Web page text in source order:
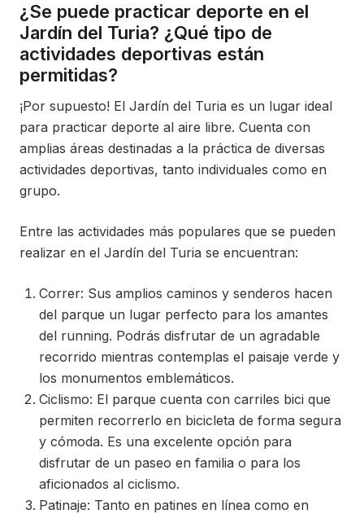
¿Se puede practicar deporte en el
Jardín del Turia? ¿Qué tipo de
actividades deportivas están
permitidas?
¡Por supuesto! El Jardín del Turia es un lugar ideal
para practicar deporte al aire libre. Cuenta con
amplias áreas destinadas a la práctica de diversas
actividades deportivas, tanto individuales como en
grupo.
Entre las actividades más populares que se pueden
realizar en el Jardín del Turia se encuentran:
Correr: Sus amplios caminos y senderos hacen
del parque un lugar perfecto para los amantes
del running. Podrás disfrutar de un agradable
recorrido mientras contemplas el paisaje verde y
los monumentos emblemáticos.
Ciclismo: El parque cuenta con carriles bici que
permiten recorrerlo en bicicleta de forma segura
y cómoda. Es una excelente opción para
disfrutar de un paseo en familia o para los
aficionados al ciclismo.
Patinaje: Tanto en patines en línea como en